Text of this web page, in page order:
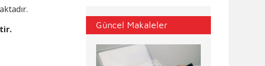
Güncel Makaleler